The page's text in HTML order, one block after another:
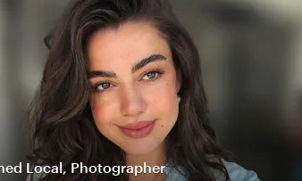
Local, Photographer